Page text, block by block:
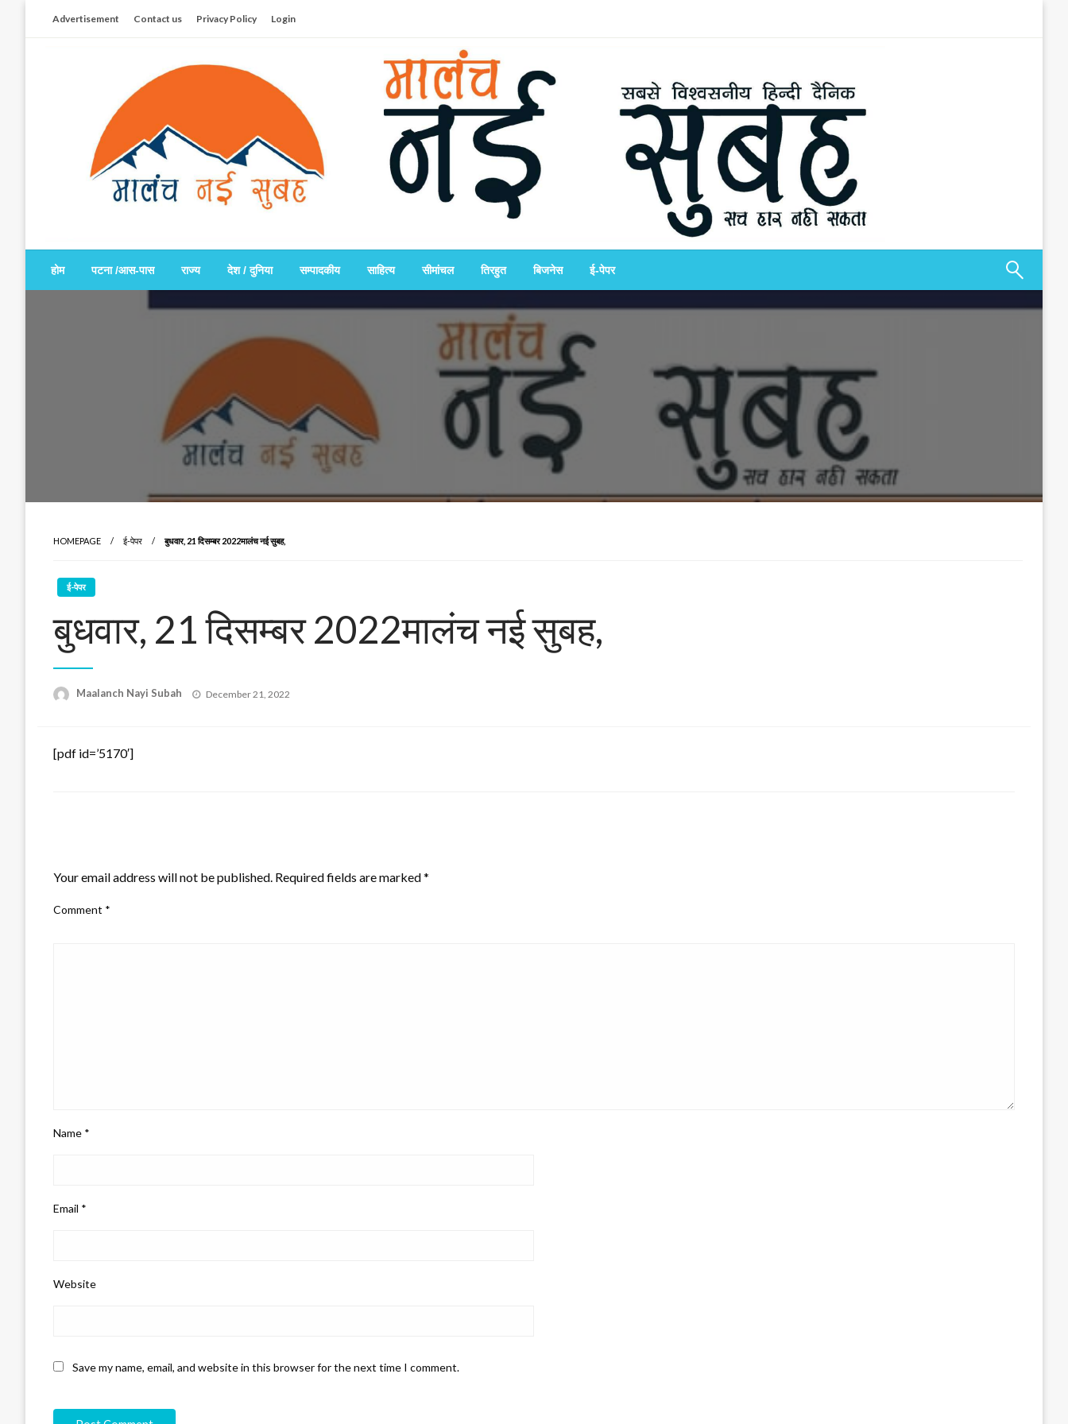
Advertisement Contact us Privacy Policy Login
मालंच नई सुबह
सच हार नही सकता
होम पटना /आस-पास राज्य देश / दुनिया सम्पादकीय साहित्य सीमांचल तिरहुत बिजनेस ई-पेपर
HOMEPAGE ई-पेपर बुधवार, 21 दिसम्बर 2022मालंच नई सुबह,
ई-पेपर
बुधवार, 21 दिसम्बर 2022मालंच नई सुबह,
Maalanch Nayi Subah
Posted
December 21, 2022
[pdf id=’5170′]
Your email address will not be published. Required fields are marked*
Comment *
Name *
Email *
Website
Save my name, email, and website in this browser for the next time I comment.